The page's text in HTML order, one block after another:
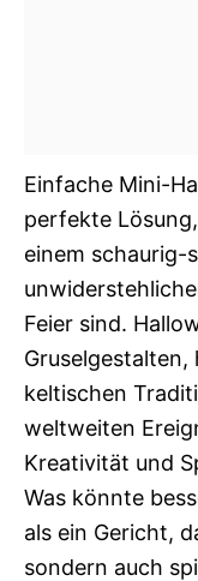
Einfache Mini-
perfekte
einem schaurig-
Feier sind.
Gruselgestalten,
keltischen
weltweiten
Kreativität und
Was könnte
als ein Gericht,
sondern auch